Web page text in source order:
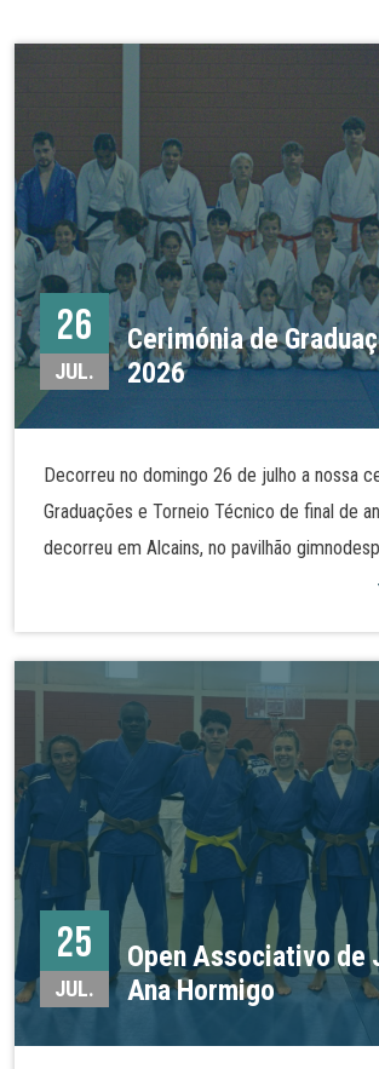
26
JUL.
Cerimónia de
2026
Decorreu no domingo 26 de julho a nossa
Graduações e Torneio Técnico de final de
decorreu em Alcains, no pavilhão
Agrupamento de Escola José Sanches e
graduação e demonstraram as técnicas de
solo como em pé. Mais fotos na nossa
25
JUL.
Open Associativo de
Ana Hormigo